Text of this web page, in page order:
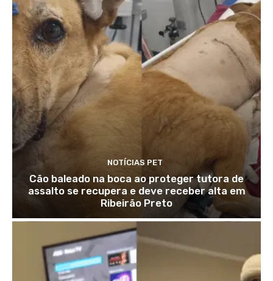
NOTÍCIAS PET
Cão baleado na boca ao proteger tutora de
assalto se recupera e deve receber alta em
Ribeirão Preto